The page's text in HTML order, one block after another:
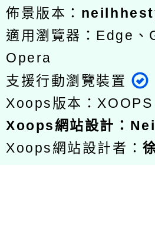
佈景版本：
適用瀏覽器：Edge
Opera
支援行動瀏覽裝置
Xoops版本：
Xoops網站設計 ：
Xoops網站設計者：